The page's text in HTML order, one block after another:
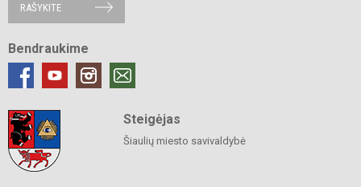
RAŠYKITE
Bendraukime
Steigėjas
Šiaulių miesto savivaldybė